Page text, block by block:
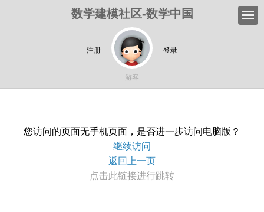
数学建模社区-数学中国
注册 登录
游客
您访问的页面无手机页面，是否进一步访问电脑版？
继续访问
返回上一页
点击此链接进行跳转